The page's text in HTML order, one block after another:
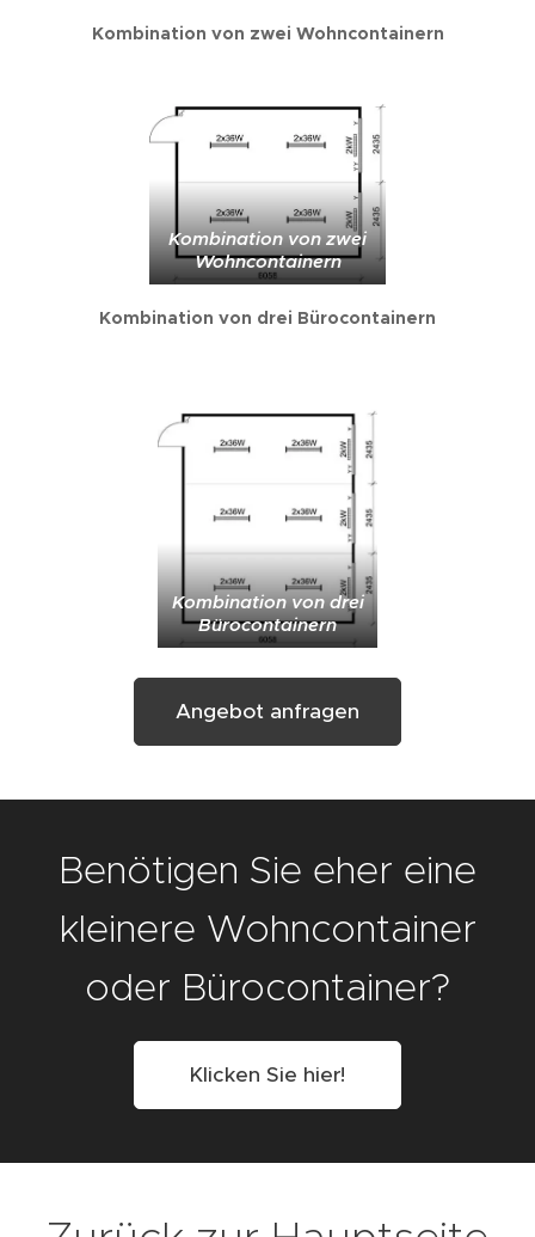
Kombination von zwei Wohncontainern
Kombination von zwei
Wohncontainern
Kombination von drei Bürocontainern
Kombination von drei
Bürocontainern
Angebot anfragen
Benötigen Sie eher eine
kleinere Wohncontainer
oder Bürocontainer?
Klicken Sie hier!